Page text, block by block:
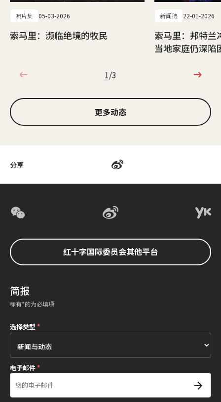
分享
照片集 05-03-2026
索马里：濒临绝境的牧民
新闻稿 22-01-2026
索马里：邦特兰
当地家庭仍深陷
1/3
1/3
更多动态
红十字国际委员会其他平台
简报
标有*的为必填项
选择类型*
电子邮件*